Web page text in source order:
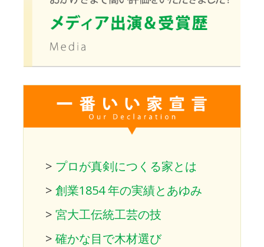
> プロが真剣につくる家とは
> 創業1854 年の実績とあゆみ
> 宮大工伝統工芸の技
> 確かな目で木材選び